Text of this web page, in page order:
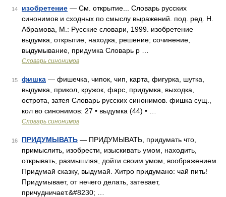
14 изобретение — См. открытие... Словарь русских
синонимов и сходных по смыслу выражений. под. ред. Н.
Абрамова, М.: Русские словари, 1999. изобретение
выдумка, открытие, находка, решение; сочинение,
выдумывание, придумка Словарь р …
Словарь синонимов
15 фишка — фишечка, чипок, чип, карта, фигурка, шутка,
выдумка, прикол, кружок, фарс, придумка, выходка,
острота, затея Словарь русских синонимов. фишка сущ.,
кол во синонимов: 27 • выдумка (44) • …
Словарь синонимов
16 ПРИДУМЫВАТЬ — ПРИДУМЫВАТЬ, придумать что,
примыслить, изобрести, изыскивать умом, находить,
открывать, размышляя, дойти своим умом, воображением.
Придумай сказку, выдумай. Хитро придумано: чай пить!
Придумывает, от нечего делать, затевает,
причудничает.&#8230; …